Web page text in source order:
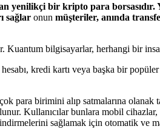
yenilikçi bir kripto para
sağlar onun müşteriler, anında
bilgisayarlar, herhangi bir
kredi kartı veya başka bir
para birimini alıp satmalarına
Kullanıcılar bunlara mobil cihazlar,
indirmelerini sağlamak için otomatik ve